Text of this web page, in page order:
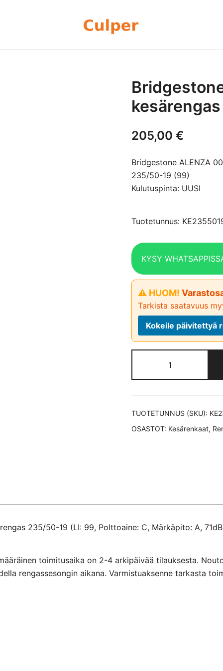
205,00 €
Bridgestone ALENZA
235/50-19 (99)
Kulutuspinta: UUSI
Tuotetunnus:
KYSY
⚠ HUOM!
Tarkista saatavuus
Kokeile päivitettyä
ALENZA
001
B-
SEAL
235/50-
TUOTETUNNUS (SKU):
OSASTOT: Kesärenkaat,
235/50-19 (LI: 99, Polttoaine: C, Märkäpito: A,
toimitusaika on 2-4 arkipäivää tilauksesta.
rengassesongin aikana. Varmistuaksenne tarkasta